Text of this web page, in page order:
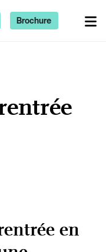
en
Brochure